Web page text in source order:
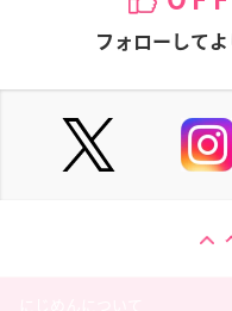
フォローして